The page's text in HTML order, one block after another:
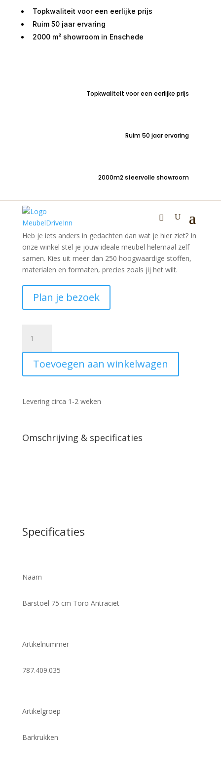
Topkwaliteit voor een eerlijke prijs
Ruim 50 jaar ervaring
2000 m² showroom in Enschede
Topkwaliteit voor een eerlijke prijs
Ruim 50 jaar ervaring
2000m2 sfeervolle showroom
Jouw meubel, jouw stijl
Heb je iets anders in gedachten dan wat je hier ziet? In
onze winkel stel je jouw ideale meubel helemaal zelf
samen. Kies uit meer dan 250 hoogwaardige stoffen,
materialen en formaten, precies zoals jij het wilt.
Plan je bezoek
cm
Toro
Antraciet
Toevoegen aan winkelwagen
Levering circa 1-2 weken
Omschrijving & specificaties
Specificaties
Naam
Barstoel 75 cm Toro Antraciet
Artikelnummer
787.409.035
Artikelgroep
Barkrukken